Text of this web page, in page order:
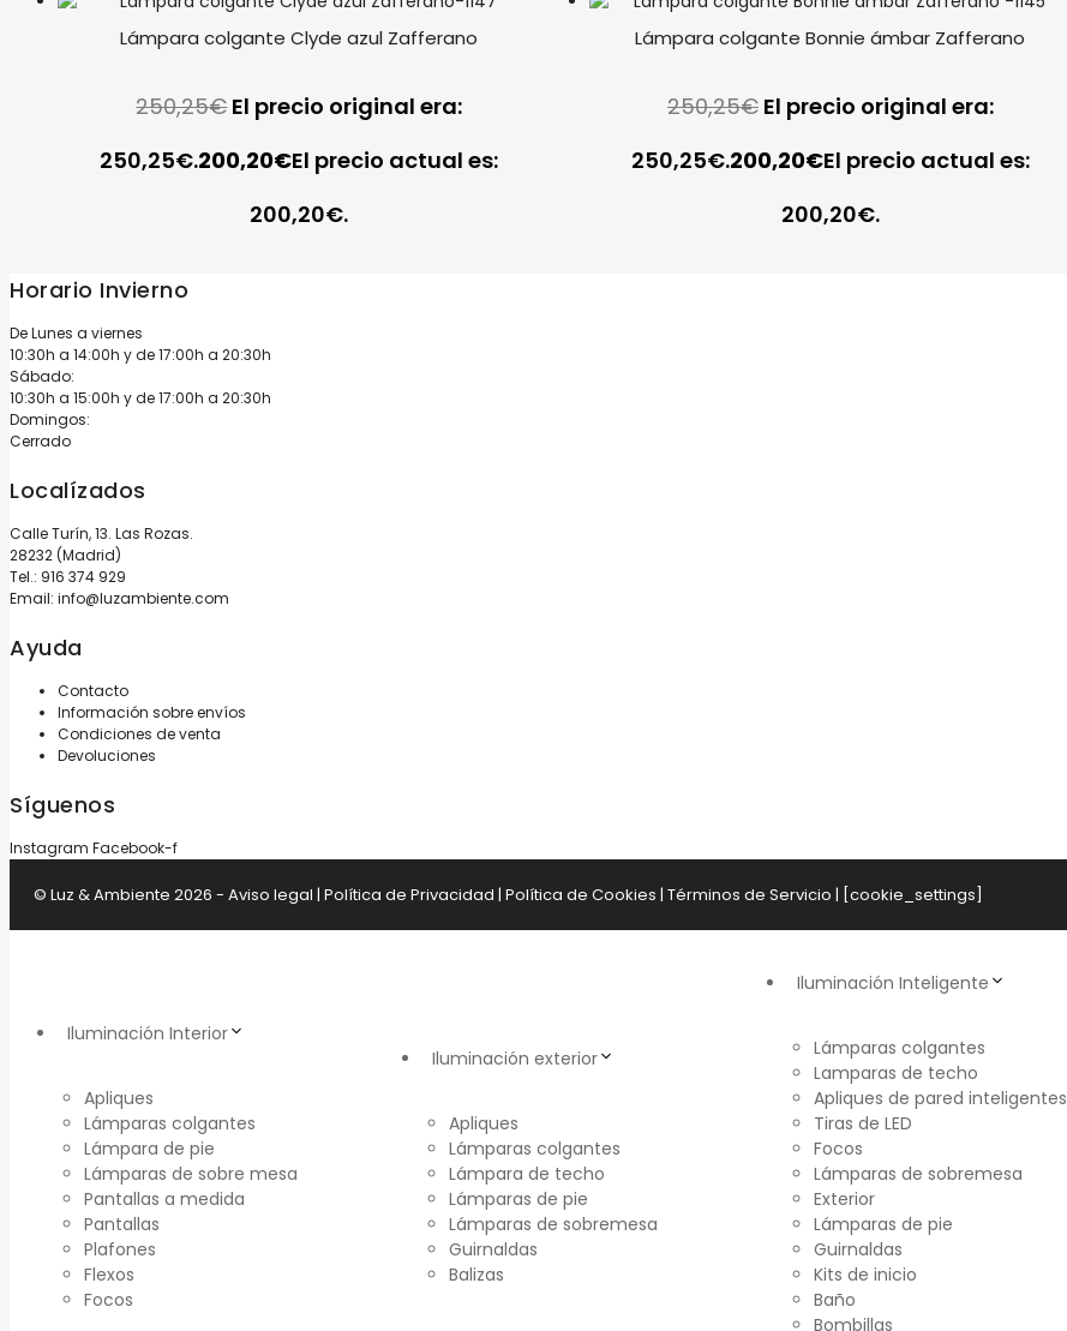
Lámpara colgante Clyde azul Zafferano
250,25€El precio original era:
250,25€.200,20€El precio actual es:
200,20€.
Lámpara colgante Bonnie ámbar Zafferano
250,25€ El precio original era:
250,25€.200,20€El precio actual es:
200,20€.
Horario Invierno
De Lunes a viernes
10:30h a 14:00h y de 17:00h a 20:30h
Sábado:
10:30h a 15:00h y de 17:00h a 20:30h
Domingos:
Cerrado
Localízados
Calle Turín, 13. Las Rozas.
28232 (Madrid)
Tel.: 916 374 929
Email: info@luzambiente.com
Ayuda
Contacto
Información sobre envíos
Condiciones de venta
Devoluciones
Síguenos
Instagram Facebook-f
© Luz & Ambiente 2026 - Aviso legal | Política de Privacidad | Política de Cookies | Términos de Servicio | [cookie_settings]
Iluminación Interior
Apliques
Lámparas colgantes
Lámpara de pie
Lámparas de sobre mesa
Pantallas a medida
Pantallas
Plafones
Flexos
Focos
Iluminación exterior
Apliques
Lámparas colgantes
Lámpara de techo
Lámparas de pie
Lámparas de sobremesa
Guirnaldas
Balizas
Iluminación Inteligente
Lámparas colgantes
Lamparas de techo
Apliques de pared inteligentes
Tiras de LED
Focos
Lámparas de sobremesa
Exterior
Lámparas de pie
Guirnaldas
Kits de inicio
Baño
Bombillas